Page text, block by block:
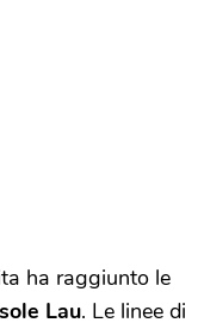
ha raggiunto le
Lau. Le linee di